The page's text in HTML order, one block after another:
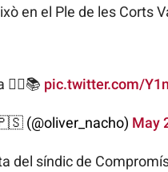
en el Ple de les Corts
pic.twitter.com/
(@oliver_nacho) May
del síndic de